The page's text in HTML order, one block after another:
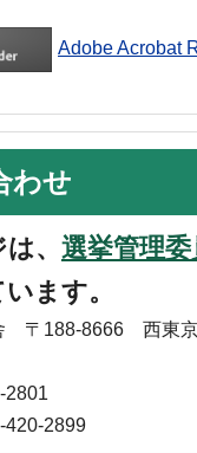
Adobe Acrobat
わせ
、 選挙管理
ます。
〒188-8666 西東
2801
420-2899